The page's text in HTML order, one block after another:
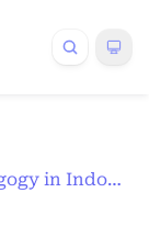
Special Issue: Pedagogy in Indonesia